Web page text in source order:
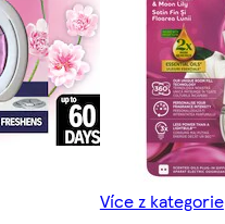
Více z kategorie